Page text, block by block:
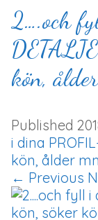
Våra
Villkor
Kontakt
2….och
kön,
Published
i dina
kön, ålder
← Previous